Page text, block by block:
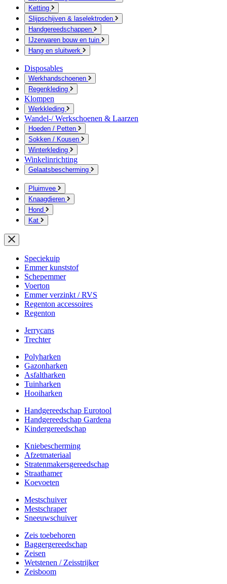
Ketting
Slijpschijven & laselektroden
Handgereedschappen
IJzerwaren bouw en tuin
Hang en sluitwerk
Disposables
Werkhandschoenen
Regenkleding
Klompen
Werkkleding
Wandel-/ Werkschoenen & Laarzen
Hoeden / Petten
Sokken / Kousen
Winterkleding
Winkelinrichting
Gelaatsbescherming
Pluimvee
Knaagdieren
Hond
Kat
Speciekuip
Emmer kunststof
Schepemmer
Voerton
Emmer verzinkt / RVS
Regenton accessoires
Regenton
Jerrycans
Trechter
Polyharken
Gazonharken
Asfaltharken
Tuinharken
Hooiharken
Handgereedschap Eurotool
Handgereedschap Gardena
Kindergereedschap
Kniebescherming
Afzetmateriaal
Stratenmakersgereedschap
Straathamer
Koevoeten
Mestschuiver
Mestschraper
Sneeuwschuiver
Zeis toebehoren
Baggergereedschap
Zeisen
Wetstenen / Zeisstrijker
Zeisboom